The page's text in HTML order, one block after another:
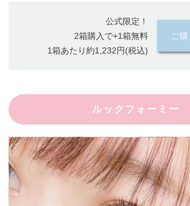
公式限定！
2箱購入で+1箱無料
1箱あたり約1,232円(税込)
ご
ルックフォーミー